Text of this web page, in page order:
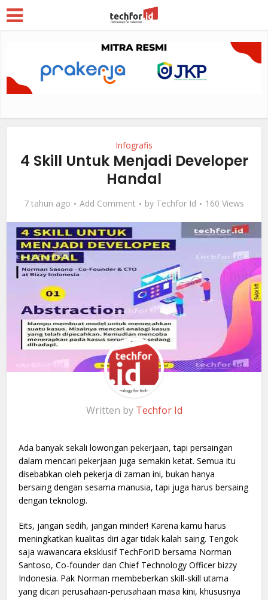
Infografis
4 Skill Untuk Menjadi Developer
Handal
7 tahun ago Add Comment by Techfor Id 160 Views
Written by Techfor Id
Ada banyak sekali lowongan pekerjaan, tapi persaingan
dalam mencari pekerjaan juga semakin ketat. Semua itu
disebabkan oleh pekerja di zaman ini, bukan hanya
bersaing dengan sesama manusia, tapi juga harus bersaing
dengan teknologi.
Eits, jangan sedih, jangan minder! Karena kamu harus
meningkatkan kualitas diri agar tidak kalah saing. Tengok
saja wawancara eksklusif TechForID bersama Norman
Santoso, Co-founder dan Chief Technology Officer bizzy
Indonesia. Pak Norman membeberkan skill-skill utama
yang dicari perusahaan-perusahaan masa kini, khususnya